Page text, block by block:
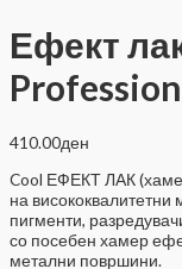
Ефект
410.00ден
Cool ЕФЕКТ ЛАК
на
пигменти,
со посебен хамер
метални површини.